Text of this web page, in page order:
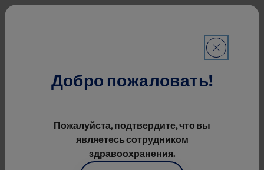
Перейти к основному
Добро пожаловать!
Пожалуйста, подтвердите, что вы
являетесь сотрудником
здравоохранения.